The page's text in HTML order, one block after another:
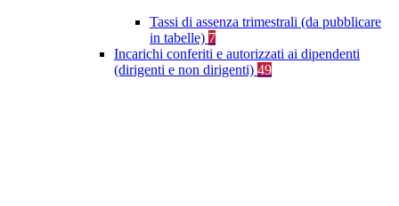
Tassi di assenza trimestrali (da pubblicare
in tabelle) 7
Incarichi conferiti e autorizzati ai dipendenti
(dirigenti e non dirigenti) 49